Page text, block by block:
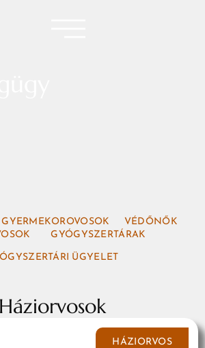
GYERMEKOROVOSOK
VÉDŐNŐK
GYÓGYSZERTÁRAK
ÜGYELET
Háziorvosok
HÁZIORVOS